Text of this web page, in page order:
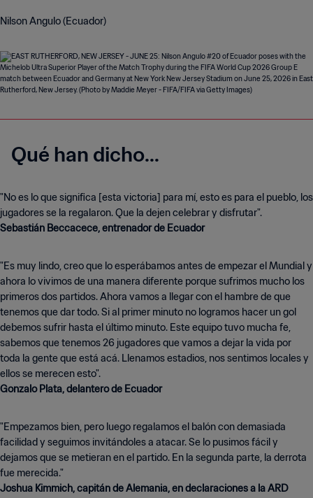
Nilson Angulo (Ecuador)
Qué han dicho...
"No es lo que significa [esta victoria] para mí, esto es para el pueblo, los
Sebastián Beccacece, entrenador de Ecuador
"Es muy lindo, creo que lo esperábamos antes de empezar el Mundial y
ahora lo vivimos de una manera diferente porque sufrimos mucho los
primeros dos partidos. Ahora vamos a llegar con el hambre de que
tenemos que dar todo. Si al primer minuto no logramos hacer un gol
debemos sufrir hasta el último minuto. Este equipo tuvo mucha fe,
sabemos que tenemos 26 jugadores que vamos a dejar la vida por
toda la gente que está acá. Llenamos estadios, nos sentimos locales y
Gonzalo Plata, delantero de Ecuador
"Empezamos bien, pero luego regalamos el balón con demasiada
facilidad y seguimos invitándoles a atacar. Se lo pusimos fácil y
dejamos que se metieran en el partido. En la segunda parte, la derrota
Joshua Kimmich, capitán de Alemania, en declaraciones a la ARD